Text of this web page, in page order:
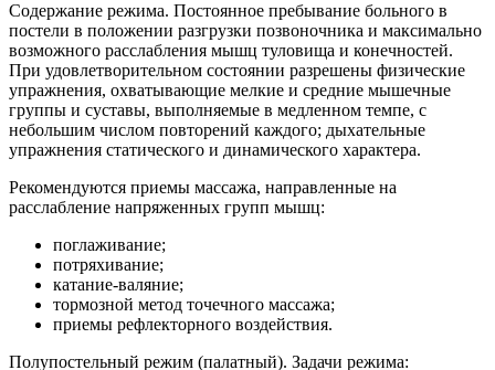
Содержание режима. Постоянное пребывание больного в
постели в положении разгрузки позвоночника и максимально
возможного расслабления мышц туловища и конечностей.
При удовлетворительном состоянии разрешены физические
упражнения, охватывающие мелкие и средние мышечные
группы и суставы, выполняемые в медленном темпе, с
небольшим числом повторений каждого; дыхательные
упражнения статического и динамического характера.
Рекомендуются приемы массажа, направленные на
расслабление напряженных групп мышц:
поглаживание;
потряхивание;
катание-валяние;
тормозной метод точечного массажа;
приемы рефлекторного воздействия.
Полупостельный режим (палатный). Задачи режима: